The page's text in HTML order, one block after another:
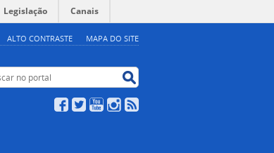
ALTO CONTRASTE MAPA DO SITE
Legislação Canais
no portal
Facebook
TwitterYouTubeInstagram